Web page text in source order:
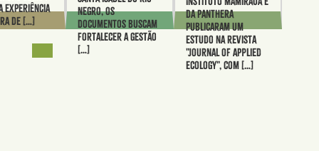
experiência
de […]
Negro, os
documentos buscam
fortalecer a gestão
[…]
da Panthera
publicaram um
estudo na revista
"Journal of Applied
Ecology", com […]